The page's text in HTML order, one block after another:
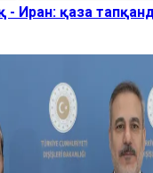
- Иран: қаза